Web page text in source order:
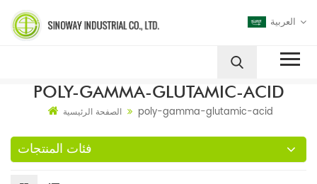
العربية
POLY-GAMMA-GLUTAMIC-ACID
الصفحة الرئيسية poly-gamma-glutamic-acid
فئات المنتجات